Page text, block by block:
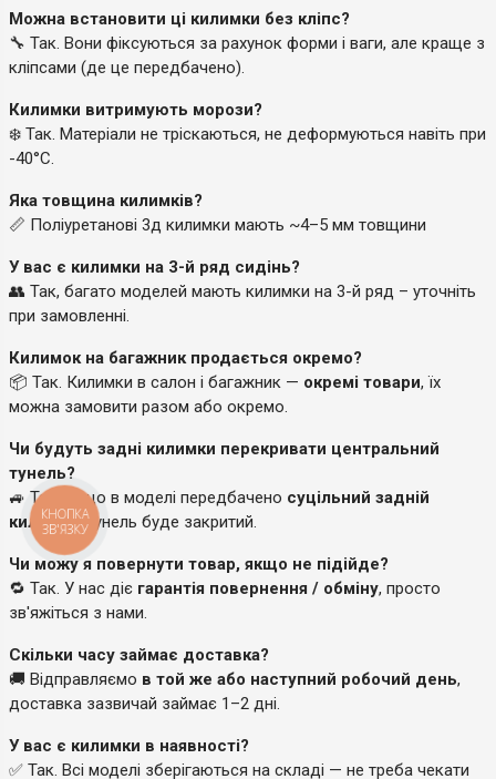
Можна встановити ці килимки без кліпс?
🔧 Так. Вони фіксуються за рахунок форми і ваги, але краще з
кліпсами (де це передбачено).
Килимки витримують морози?
❄️ Так. Матеріали не тріскаються, не деформуються навіть при
-40°C.
Яка товщина килимків?
📏 Поліуретанові 3д килимки мають ~4–5 мм товщини
У вас є килимки на 3-й ряд сидінь?
👥 Так, багато моделей мають килимки на 3-й ряд – уточніть
при замовленні.
Килимок на багажник продається окремо?
📦 Так. Килимки в салон і багажник — окремі товари, їх
можна замовити разом або окремо.
Чи будуть задні килимки перекривати центральний
тунель?
🚙 Так, якщо в моделі передбачено суцільний задній
килимок, тунель буде закритий.
Чи можу я повернути товар, якщо не підійде?
🔁 Так. У нас діє гарантія повернення / обміну, просто
зв'яжіться з нами.
Скільки часу займає доставка?
🚚 Відправляємо в той же або наступний робочий день,
доставка зазвичай займає 1–2 дні.
У вас є килимки в наявності?
✅ Так. Всі моделі зберігаються на складі — не треба чекати
КНОПКА
ЗВ'ЯЗКУ